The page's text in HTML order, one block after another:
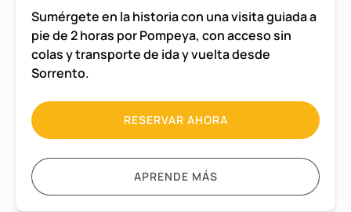
Sumérgete en la historia con una visita guiada a
pie de 2 horas por Pompeya, con acceso sin
colas y transporte de ida y vuelta desde
Sorrento.
RESERVAR AHORA
APRENDE MÁS